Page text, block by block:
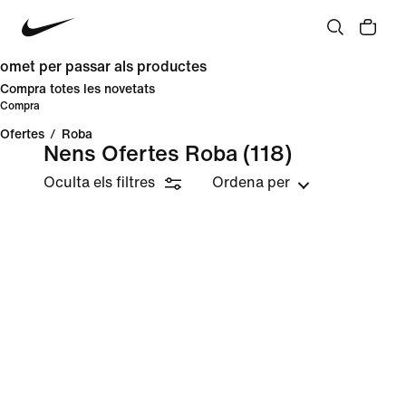
omet per passar als productes
Compra totes les novetats
Compra
Ofertes / Roba
Nens Ofertes Roba (118)
Oculta els filtres Ordena per